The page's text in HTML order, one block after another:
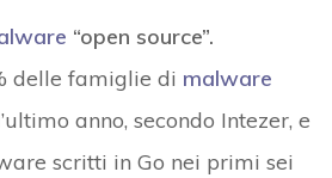
“open source”.
delle famiglie di malware
anno, secondo Intezer, e
scritti in Go nei primi sei